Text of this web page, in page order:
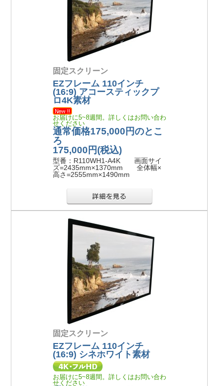
固定スクリーン
EZフレーム 110インチ
(16:9) アコースティックプ
ロ4K素材
お届けに5~8週間。詳しくはお問い合わ
せください
通常価格175,000円のとこ
ろ
175,000円(税込)
型番：R110WH1-A4K 画面サイ
ズ=2435mm×1370mm 全体幅×
高さ=2555mm×1490mm
固定スクリーン
EZフレーム 110インチ
(16:9) シネホワイト素材
お届けに5~8週間。詳しくはお問い合わ
せください